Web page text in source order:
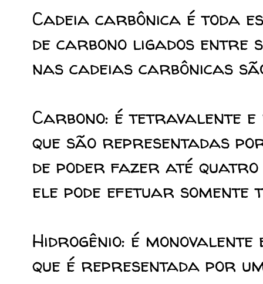
Cadeia carbônica é toda
de carbono ligados entre
nas cadeias carbônicas
Carbono: é tetravalente
que são representadas
de poder fazer até quatro
ele pode efetuar somente
Hidrogênio: é
que é representada por